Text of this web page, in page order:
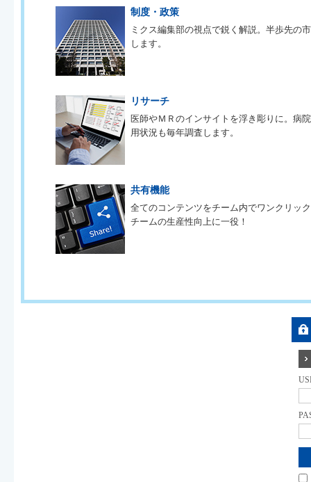
制度・政策
ミクス編集部の視点で鋭く解説。半歩先の
します。
リサーチ
医師やＭＲのインサイトを浮き彫りに。病
用状況も毎年調査します。
共有機能
全てのコンテンツをチーム内でワンクリッ
チームの生産性向上に一役！